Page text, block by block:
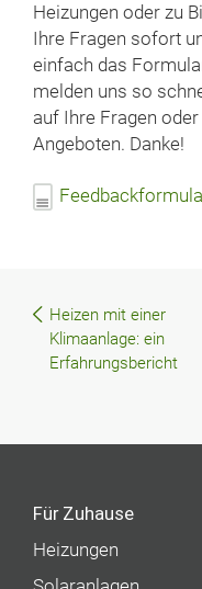
Heizungen oder zu
Ihre Fragen sofort
einfach das
melden uns so
auf Ihre Fragen
Angeboten. Danke!
Heizen mit einer
Klimaanlage: ein
Erfahrungsbericht
Für Zuhause
Heizungen